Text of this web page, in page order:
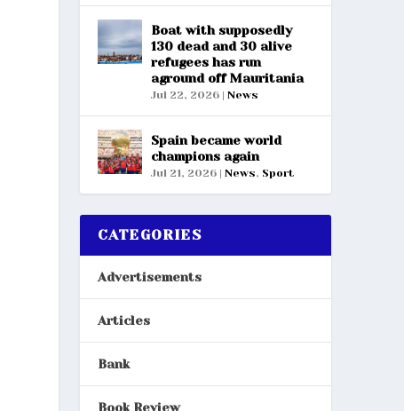
Boat with supposedly
130 dead and 30 alive
refugees has run
aground off Mauritania
Jul 22, 2026| News
Spain became world
champions again
Jul 21, 2026| News, Sport
CATEGORIES
Advertisements
Articles
Bank
Book Review